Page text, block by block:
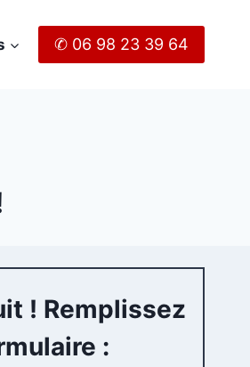
✆ 06 98 23 39 64
! Remplissez
: